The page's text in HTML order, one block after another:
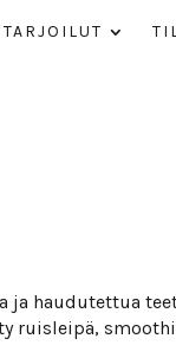
TAR­JOILUT
haudutettua
ruisleipä,